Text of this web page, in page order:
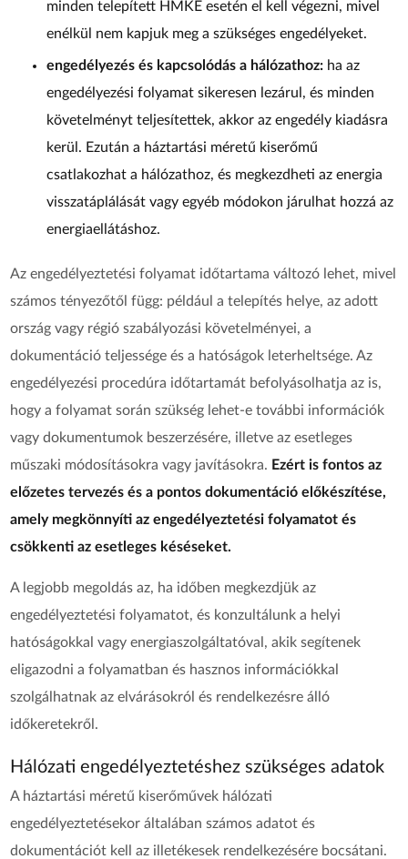
minden telepített HMKE esetén el kell végezni, mivel
enélkül nem kapjuk meg a szükséges engedélyeket.
engedélyezés és kapcsolódás a hálózathoz: ha az
engedélyezési folyamat sikeresen lezárul, és minden
követelményt teljesítettek, akkor az engedély kiadásra
kerül. Ezután a háztartási méretű kiserőmű
csatlakozhat a hálózathoz, és megkezdheti az energia
visszatáplálását vagy egyéb módokon járulhat hozzá az
energiaellátáshoz.
Az engedélyeztetési folyamat időtartama változó lehet, mivel
számos tényezőtől függ: például a telepítés helye, az adott
ország vagy régió szabályozási követelményei, a
dokumentáció teljessége és a hatóságok leterheltsége. Az
engedélyezési procedúra időtartamát befolyásolhatja az is,
hogy a folyamat során szükség lehet-e további információk
vagy dokumentumok beszerzésére, illetve az esetleges
műszaki módosításokra vagy javításokra. Ezért is fontos az
előzetes tervezés és a pontos dokumentáció előkészítése,
amely megkönnyíti az engedélyeztetési folyamatot és
csökkenti az esetleges késéseket.
A legjobb megoldás az, ha időben megkezdjük az
engedélyeztetési folyamatot, és konzultálunk a helyi
hatóságokkal vagy energiaszolgáltatóval, akik segítenek
eligazodni a folyamatban és hasznos információkkal
szolgálhatnak az elvárásokról és rendelkezésre álló
időkeretekről.
Hálózati engedélyeztetéshez szükséges adatok
A háztartási méretű kiserőművek hálózati
engedélyeztetésekor általában számos adatot és
dokumentációt kell az illetékesek rendelkezésére bocsátani.